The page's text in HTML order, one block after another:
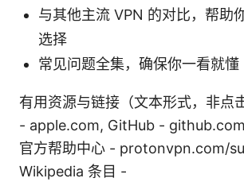
与其他主流 VPN 的对比，帮助
选择
常见问题全集，确保你一看就懂
有用资源与链接（文本形式，非点
- apple.com, GitHub -
官方帮助中心 - protonvpn.com/
Wikipedia 条目 -